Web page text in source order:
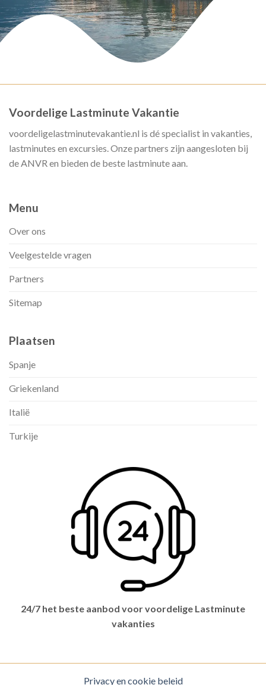
Voordelige Lastminute Vakantie
voordeligelastminutevakantie.nl is dé specialist in vakanties,
lastminutes en excursies. Onze partners zijn aangesloten bij
de ANVR en bieden de beste lastminute aan.
Menu
Over ons
Veelgestelde vragen
Partners
Sitemap
Plaatsen
Spanje
Griekenland
Italië
Turkije
24/7 het beste aanbod voor voordelige Lastminute
vakanties
Privacy en cookie beleid